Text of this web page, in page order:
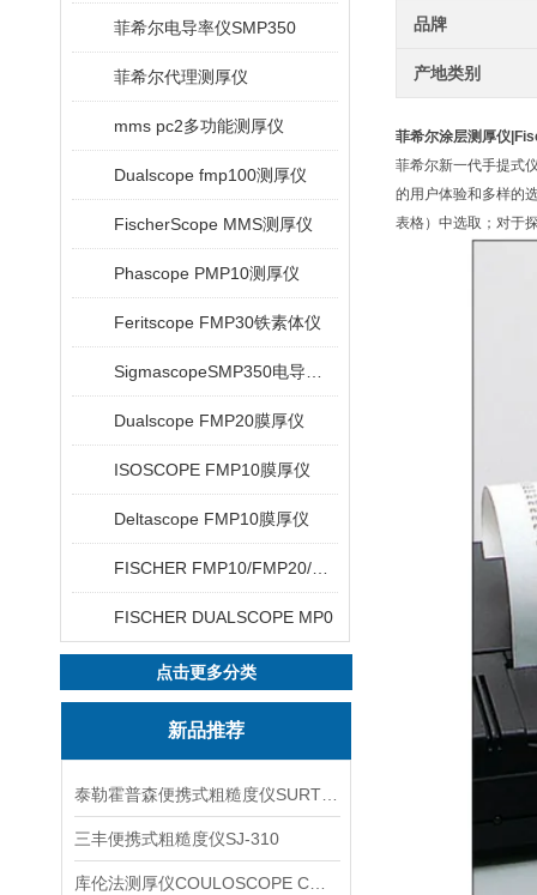
菲希尔电导率仪SMP350
菲希尔代理测厚仪
mms pc2多功能测厚仪
Dualscope fmp100测厚仪
FischerScope MMS测厚仪
Phascope PMP10测厚仪
Feritscope FMP30铁素体仪
Dualscope FMP20膜厚仪
ISOSCOPE FMP10膜厚仪
Deltascope FMP10膜厚仪
FISCHER DUALSCOPE MP0
点击更多分类
新品推荐
三丰便携式粗糙度仪SJ-310
品牌
产地类别
菲希尔涂层测厚仪
菲希尔新一代手提式
的用户体验和多样的
表格）中选取；对于